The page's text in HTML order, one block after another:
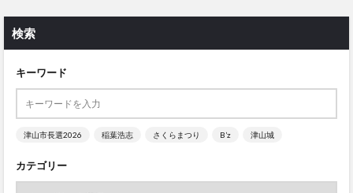
検索
キーワード
津山市長選2026 稲葉浩志 さくらまつり B’z 津山城
カテゴリー